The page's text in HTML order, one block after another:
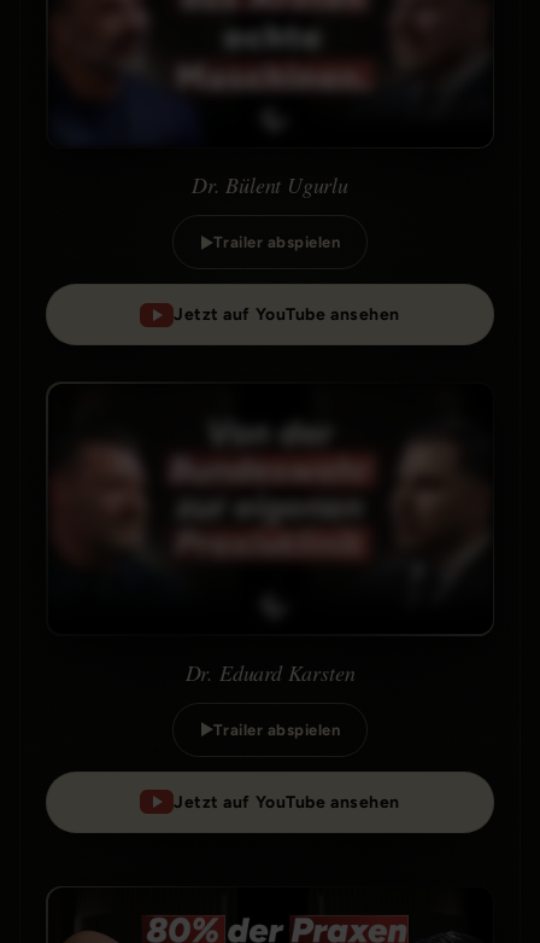
Dr. Bülent Ugurlu
Trailer abspielen
Jetzt auf YouTube ansehen
Dr. Eduard Karsten
Trailer abspielen
Jetzt auf YouTube ansehen